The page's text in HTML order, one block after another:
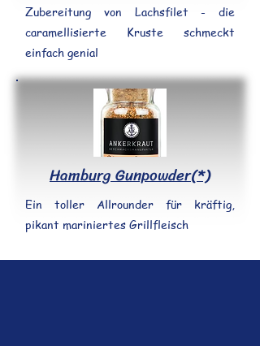
Zubereitung von Lachsfilet - die
caramellisierte Kruste schmeckt
einfach genial
Hamburg Gunpowder(*)
Ein toller Allrounder für kräftig,
pikant mariniertes Grillfleisch